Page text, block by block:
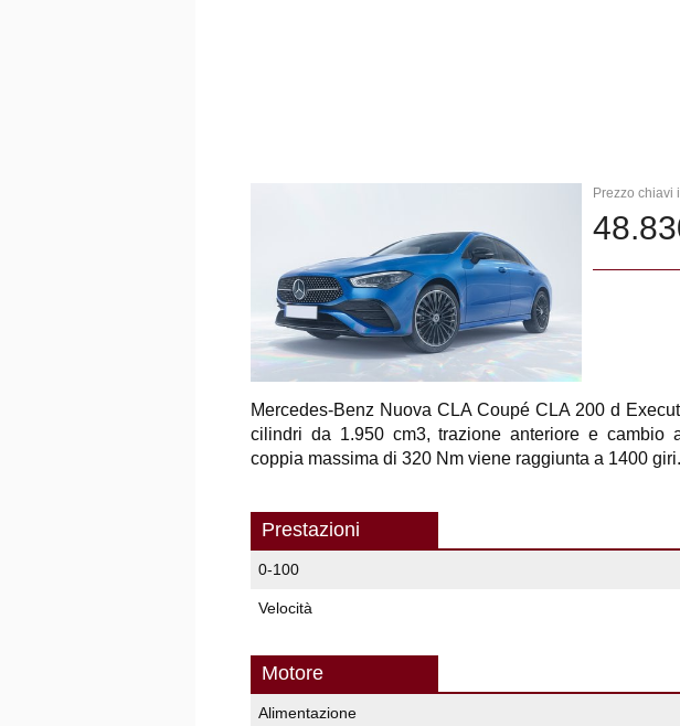
Prezzo chiavi
Mercedes-Benz Nuova CLA Coupé CLA 200 d
cilindri da 1.950 cm3, trazione anteriore e cambio
coppia massima di 320 Nm viene raggiunta a 1400 giri.
Prestazioni
0-100
Velocità
Motore
Alimentazione